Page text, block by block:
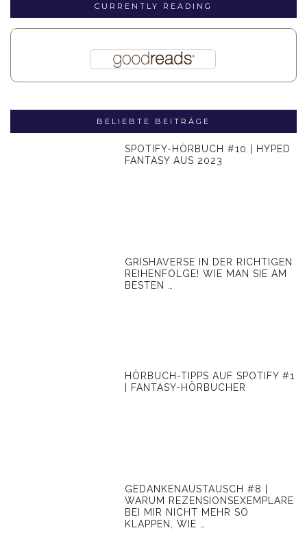
CURRENTLY READING
BELIEBTE BEITRÄGE
SPOTIFY-HÖRBUCH #10 | HYPED
FANTASY AUS 2023
GRISHAVERSE IN DER RICHTIGEN
REIHENFOLGE! WIE MAN SIE AM
BESTEN …
HÖRBUCH-TIPPS AUF SPOTIFY #1
| FANTASY-HÖRBUCHER
GEDANKENAUSTAUSCH #8 |
WARUM REZENSIONSEXEMPLARE
BEI MIR NICHT MEHR SO
KLAPPEN, WIE …